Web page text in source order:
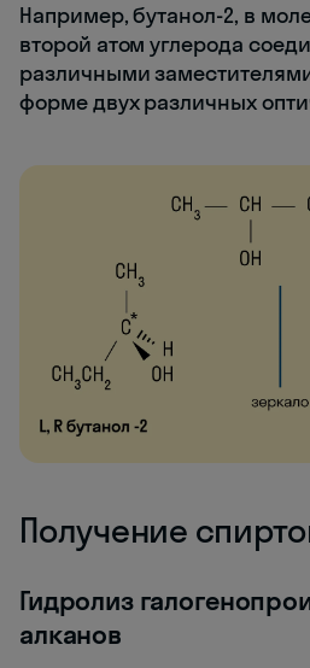
Например, бутанол-2, в
второй атом углерода
различными
форме двух различных
Получение
Гидролиз
алканов